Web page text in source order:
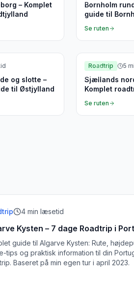
– Komplet
Bornholm
guide til
Se ruten
og slotte –
til Østjylland
Nordsjælland
Roadtrip 5
Sjællands
Komplet
Se ruten
4 min læsetid
Kysten – 7 dage Roadtrip i
guide til Algarve Kysten: Rute,
tips og praktisk information til din
Baseret på min egen tur i april 2023.